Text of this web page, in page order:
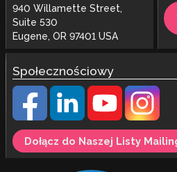
940 Willamette Street,
Suite 530
Eugene, OR 97401 USA
Społecznościowy
Dołącz do Naszej Listy